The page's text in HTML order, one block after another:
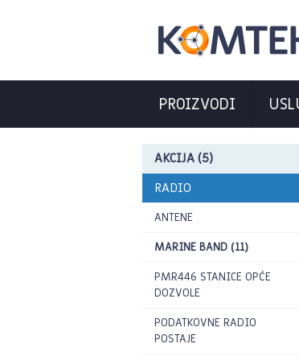
PROIZVODI
AKCIJA (5)
RADIO
ANTENE
MARINE BAND (11)
PMR446 STANICE OPĆE
DOZVOLE
PODATKOVNE RADIO
POSTAJE